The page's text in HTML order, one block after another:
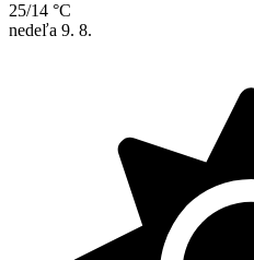
25/14 °C
nedeľa 9. 8.